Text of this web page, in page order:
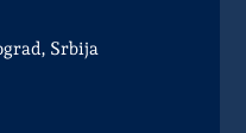
Srbija